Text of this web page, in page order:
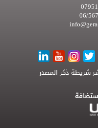
شريطة ذكر المصدر